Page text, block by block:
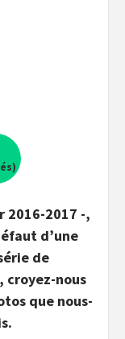
2016-2017 -,
d’une
de
croyez-nous
que nous-